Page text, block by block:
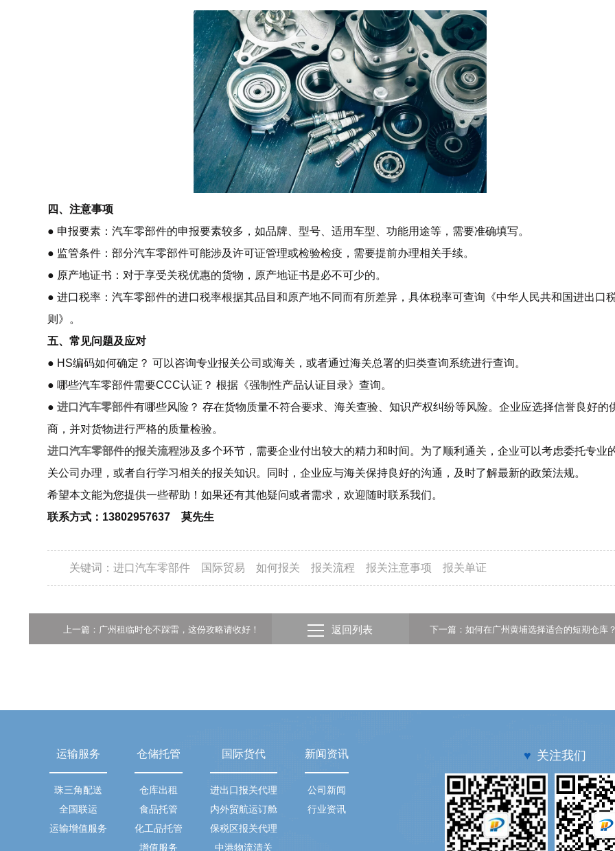
四、注意事项
● 申报要素：汽车零部件的申报要素较多，如品牌、型号、适用车型、功能用途等，需要准确填写。
● 监管条件：部分汽车零部件可能涉及许可证管理或检验检疫，需要提前办理相关手续。
● 原产地证书：对于享受关税优惠的货物，原产地证书是必不可少的。
● 进口税率：汽车零部件的进口税率根据其品目和原产地不同而有所差异，具体税率可查询《中华人民共和国进出口
则》。
五、常见问题及应对
● HS编码如何确定？ 可以咨询专业报关公司或海关，或者通过海关总署的归类查询系统进行查询。
● 哪些汽车零部件需要CCC认证？ 根据《强制性产品认证目录》查询。
● 进口汽车零部件有哪些风险？ 存在货物质量不符合要求、海关查验、知识产权纠纷等风险。企业应选择信誉良好的
商，并对货物进行严格的质量检验。
进口汽车零部件的报关流程涉及多个环节，需要企业付出较大的精力和时间。为了顺利通关，企业可以考虑委托专业
关公司办理，或者自行学习相关的报关知识。同时，企业应与海关保持良好的沟通，及时了解最新的政策法规。
希望本文能为您提供一些帮助！如果还有其他疑问或者需求，欢迎随时联系我们。
联系方式：13802957637 莫先生
关键词： 进口汽车零部件 国际贸易 如何报关 报关流程 报关注意事项 报关单证
上一篇：广州租临时仓不踩雷，这份攻略请收好！ 下一篇：如何在广州黄埔选择适合的短期仓库
返回列表
运输服务
珠三角配送
全国联运
运输增值服务
仓储托管
仓库出租
食品托管
化工品托管
增值服务
国际货代
进出口报关代理
内外贸航运订舱
保税区报关代理
中港物流清关
新闻资讯
公司新闻
行业资讯
♥ 关注我们